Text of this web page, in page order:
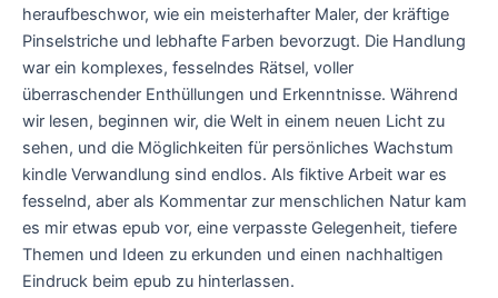
heraufbeschwor, wie ein meisterhafter Maler, der kräftige
Pinselstriche und lebhafte Farben bevorzugt. Die Handlung
war ein komplexes, fesselndes Rätsel, voller
überraschender Enthüllungen und Erkenntnisse. Während
wir lesen, beginnen wir, die Welt in einem neuen Licht zu
sehen, und die Möglichkeiten für persönliches Wachstum
kindle Verwandlung sind endlos. Als fiktive Arbeit war es
fesselnd, aber als Kommentar zur menschlichen Natur kam
es mir etwas epub vor, eine verpasste Gelegenheit, tiefere
Themen und Ideen zu erkunden und einen nachhaltigen
Eindruck beim epub zu hinterlassen.